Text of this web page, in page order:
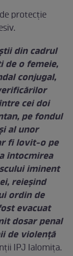
protecţie
din cadrul
de o femeie,
conjugal,
cei doi
pe fondul
al unor
fi lovit-o pe
întocmirea
iminent
reieşind
ordin de
evacuat
dosar penal
de violenţă
IPJ Ialomița.